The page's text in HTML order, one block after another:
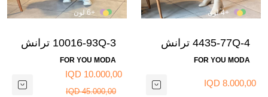
+4 لون
4435-77Q-4 ترانش
كوت - بيج غامق
FOR YOU MODA
8.000,00 IQD
+6 لون
10016-93Q-3 ترانش
كوت مطري لونين مع
حزام- نيلي بيج
FOR YOU MODA
10.000,00 IQD
45.000,00 IQD